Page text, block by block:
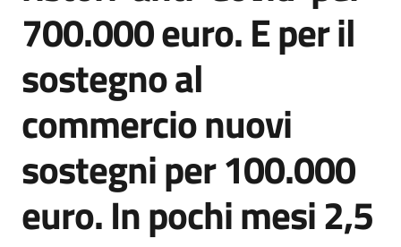
Tutti
gli
argomenti
T
u
r
i
s
m
o
700.000 euro. E per il
sostegno al
commercio nuovi
sostegni per 100.000
euro. In pochi mesi 2,5